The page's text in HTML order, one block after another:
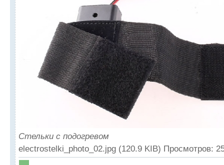
Стельки с подогревом
electrostelki_photo_02.jpg (120.9 KIB) Просмотров: